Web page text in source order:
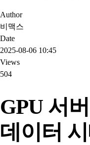
Author
비맥스
Date
2025-08-06 10:45
Views
504
GPU 서
데이터